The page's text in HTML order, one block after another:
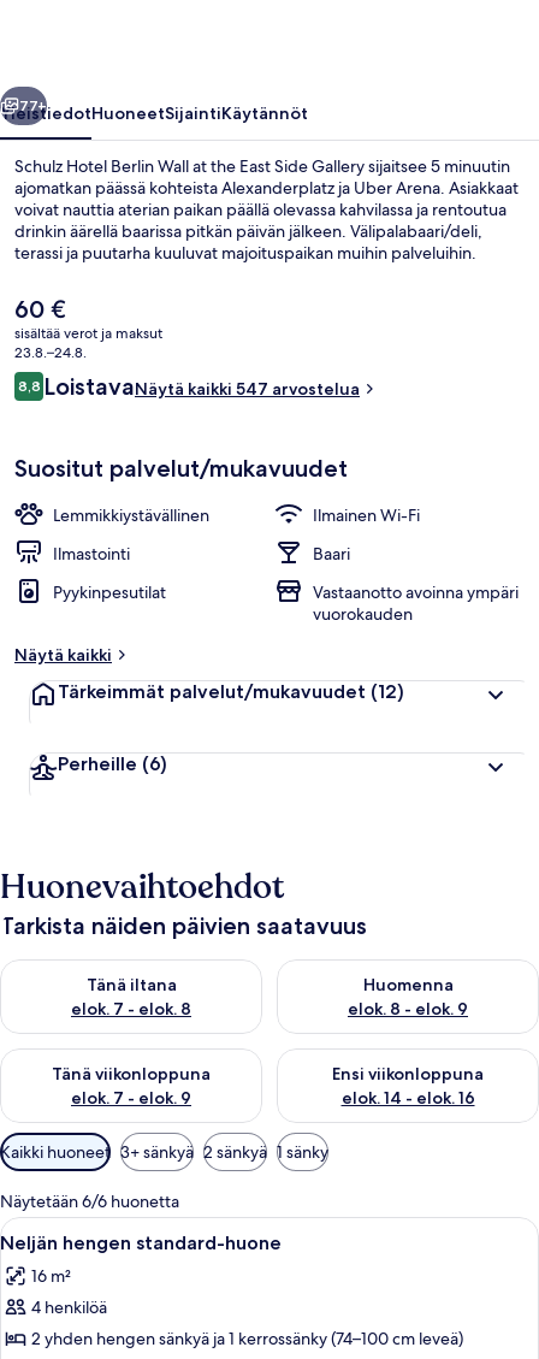
Side
Gallery
valokuvagalleria
Seuraava
77+
YleistiedotHuoneetSijaintiKäytännöt
Schulz Hotel Berlin Wall at the East Side Gallery sijaitsee 5 minuutin
ajomatkan päässä kohteista Alexanderplatz ja Uber Arena. Asiakkaat
voivat nauttia aterian paikan päällä olevassa kahvilassa ja rentoutua
drinkin äärellä baarissa pitkän päivän jälkeen. Välipalabaari/deli,
terassi ja puutarha kuuluvat majoituspaikan muihin palveluihin.
sijaintia.
Nykyinen
hinta
on
60 €
60 €
sisältää verot ja maksut
23.8.–24.8.
Arvostelut
8,88,8 kautta 10.
LoistavaNäytä kaikki 547 arvostelua
Suositut palvelut/mukavuudet
Lemmikkiystävällinen
Ilmainen Wi-Fi
Ilmastointi
Baari
Pyykinpesutilat
Vastaanotto avoinna ympäri
vuorokauden
Näytä kaikki
Tärkeimmät palvelut/mukavuudet (12)
Perheille (6)
Huonevaihtoehdot
Tarkista näiden päivien saatavuus
Tänä iltana
elok. 7 - elok. 8
Tarkista tämän illan saatavuus elok. 7 - elok. 8
Huomenna
elok. 8 - elok. 9
Tarkista huomisen saatavuus
Tänä viikonloppuna
elok. 7 - elok. 9
Tarkista tämän viikonlopun saatavuus elok. 7 - elok. 9
Ensi viikonloppuna
elok. 14 - elok. 16
Tarkista ensi viikonlopun
Huoneille
saatavilla
olevia
suodattimia
Kaikki huoneet 3+ sänkyä 2 sänkyä 1 sänky
Näytetään 6/6 huonetta
Avaa
kaikki
huonetyypin
Neljän
hengen
Moderni hotellihuone, jossa on
9
Neljän hengen standard-huone
16 m²
4 henkilöä
2 yhden hengen sänkyä ja 1 kerrossänky (74–100 cm leveä)